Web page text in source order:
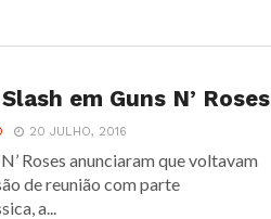
em Guns N’ Roses
20 JULHO, 2016
Roses anunciaram que voltavam
de reunião com parte
a...